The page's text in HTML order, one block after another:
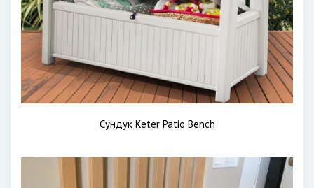
Сундук Keter Patio Bench